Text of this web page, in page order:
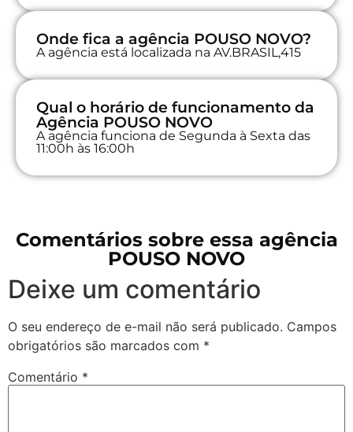
Onde fica a agência POUSO NOVO?
A agência está localizada na AV.BRASIL,415
Qual o horário de funcionamento da
Agência POUSO NOVO
A agência funciona de Segunda à Sexta das
11:00h às 16:00h
Comentários sobre essa agência
POUSO NOVO
Deixe um comentário
O seu endereço de e-mail não será publicado. Campos
obrigatórios são marcados com *
Comentário *